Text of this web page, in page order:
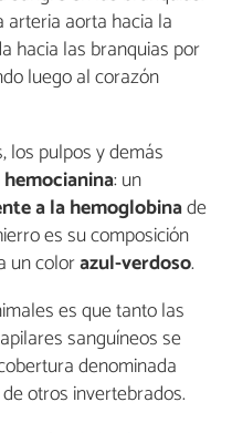
aorta hacia la
hacia las branquias por
luego al corazón
los pulpos y demás
hemocianina: un
a la hemoglobinade
es su composición
un colorazul-verdoso.
es que tanto las
sanguíneos se
denominada
otros invertebrados.